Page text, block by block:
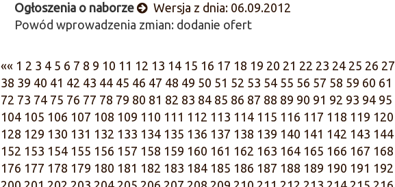
Ogłoszenia o naborze
Wersja z dnia: 06.09.2012
Powód wprowadzenia zmian: dodanie ofert
«« 1 2 3 4 5 6 7 8 9 10 11 12 13 14 15 16 17 18 19 20 21 22 23 24 25 26 27
38 39 40 41 42 43 44 45 46 47 48 49 50 51 52 53 54 55 56 57 58 59 60 61
72 73 74 75 76 77 78 79 80 81 82 83 84 85 86 87 88 89 90 91 92 93 94 95
104 105 106 107 108 109 110 111 112 113 114 115 116 117 118 119 120
128 129 130 131 132 133 134 135 136 137 138 139 140 141 142 143 144
152 153 154 155 156 157 158 159 160 161 162 163 164 165 166 167 168
176 177 178 179 180 181 182 183 184 185 186 187 188 189 190 191 192